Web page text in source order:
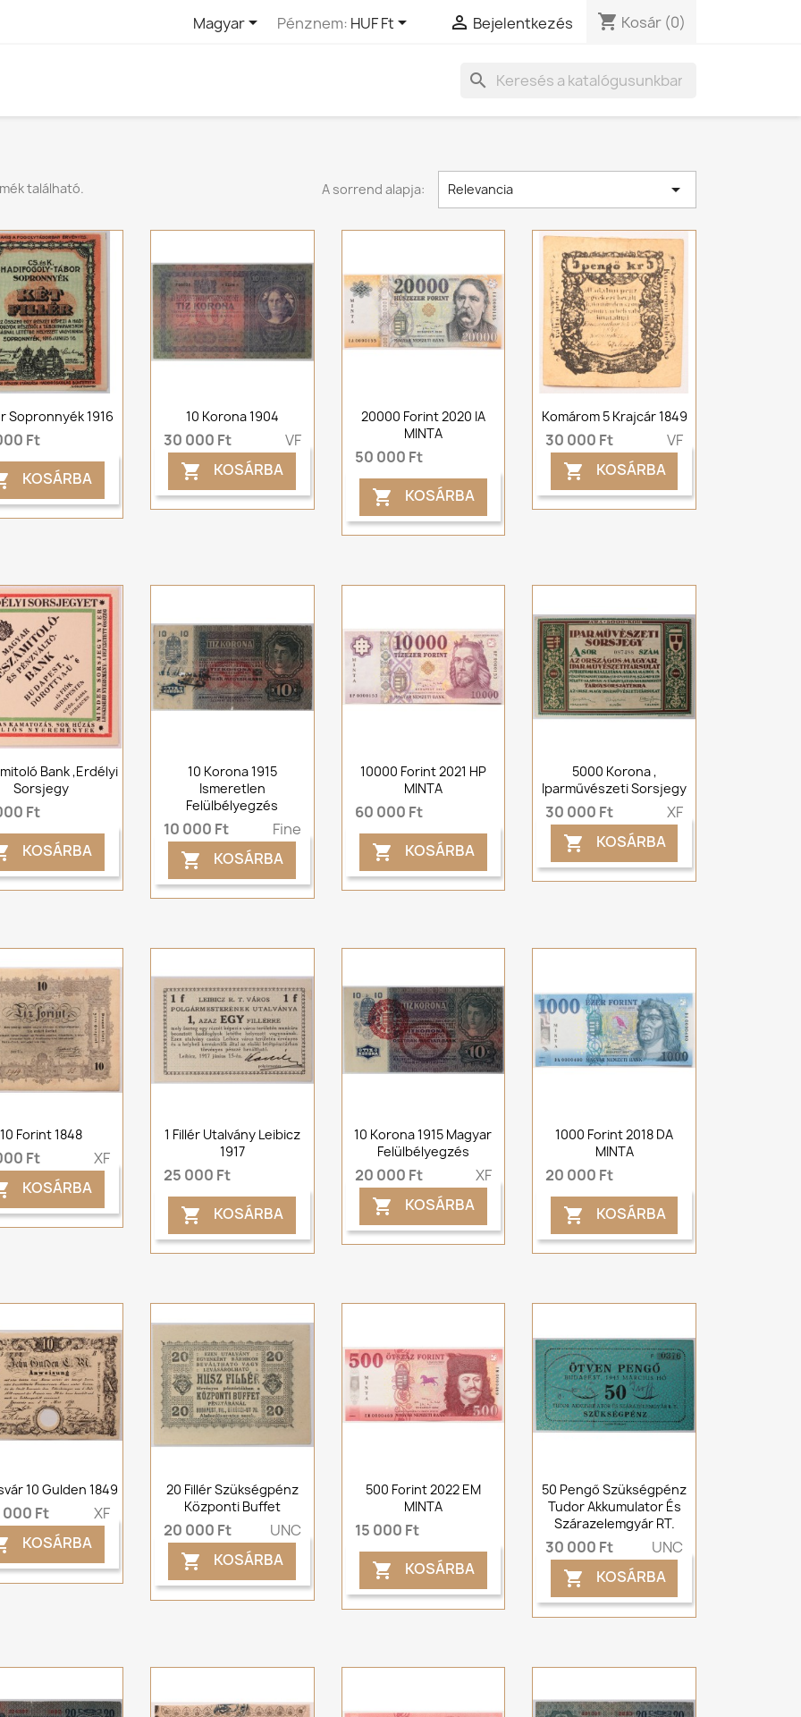
Magyar Pénznem: HUF Ft  Bejelentkezés shopping_cart Kosár (0)
search
található. A sorrend alapja: Relevancia 
Sopronnyék 1916
Ft
KOSÁRBA
10 Korona 1904
30 000 Ft VF
 KOSÁRBA
20000 Forint 2020 IA
MINTA
50 000 Ft
 KOSÁRBA
Komárom 5 Krajcár 1849
30 000 Ft VF
 KOSÁRBA
Bank ,Erdélyi
Sorsjegy
Ft
KOSÁRBA
10 Korona 1915
Ismeretlen
Felülbélyegzés
10 000 Ft Fine
 KOSÁRBA
10000 Forint 2021 HP
MINTA
60 000 Ft
 KOSÁRBA
5000 Korona ,
Iparművészeti Sorsjegy
30 000 Ft XF
 KOSÁRBA
10 Forint 1848
Ft XF
KOSÁRBA
1 Fillér Utalvány Leibicz
1917
25 000 Ft
 KOSÁRBA
10 Korona 1915 Magyar
Felülbélyegzés
20 000 Ft XF
 KOSÁRBA
1000 Forint 2018 DA
MINTA
20 000 Ft
 KOSÁRBA
10 Gulden 1849
Ft XF
KOSÁRBA
20 Fillér Szükségpénz
Központi Buffet
20 000 Ft UNC
 KOSÁRBA
500 Forint 2022 EM
MINTA
15 000 Ft
 KOSÁRBA
50 Pengő Szükségpénz
Tudor Akkumulator És
Szárazelemgyár RT.
30 000 Ft UNC
 KOSÁRBA